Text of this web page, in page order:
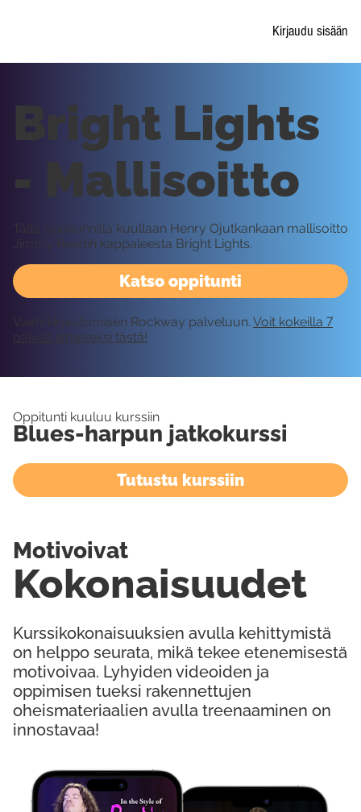
Kirjaudu sisään
Katso oppitunti
Bright Lights
- Mallisoitto
Tällä oppitunnilla kuullaan Henry Ojutkankaan mallisoitto
Jimmy Reedin kappaleesta Bright Lights.
Vaatii kirjautumisen Rockway palveluun. Voit kokeilla 7
päivää ilmaiseksi tästä!
Oppitunti kuuluu kurssiin
Blues-harpun jatkokurssi
Tutustu kurssiin
Kurssikokonaisuuksien avulla kehittymistä
on helppo seurata, mikä tekee etenemisestä
motivoivaa. Lyhyiden videoiden ja
oppimisen tueksi rakennettujen
oheismateriaalien avulla treenaaminen on
innostavaa!
Kokonaisuudet
Motivoivat